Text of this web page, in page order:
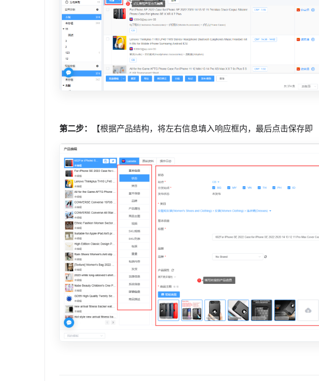
第二步： 【根据产品结构，将左右信息填入响应框内，最后点击保存即